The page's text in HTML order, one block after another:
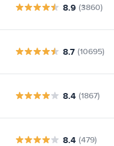
8.9 (3860)
8.7 (10695)
8.4 (1867)
8.4 (479)